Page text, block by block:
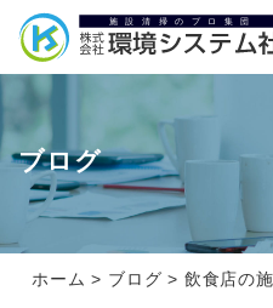
ブログ
ホーム > ブログ > 飲食店の